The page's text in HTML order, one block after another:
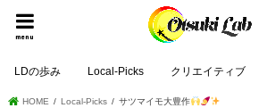
menu
LDの歩み Local-Picks クリエイティブ
HOME Local-Picks サツマイモ大豊作